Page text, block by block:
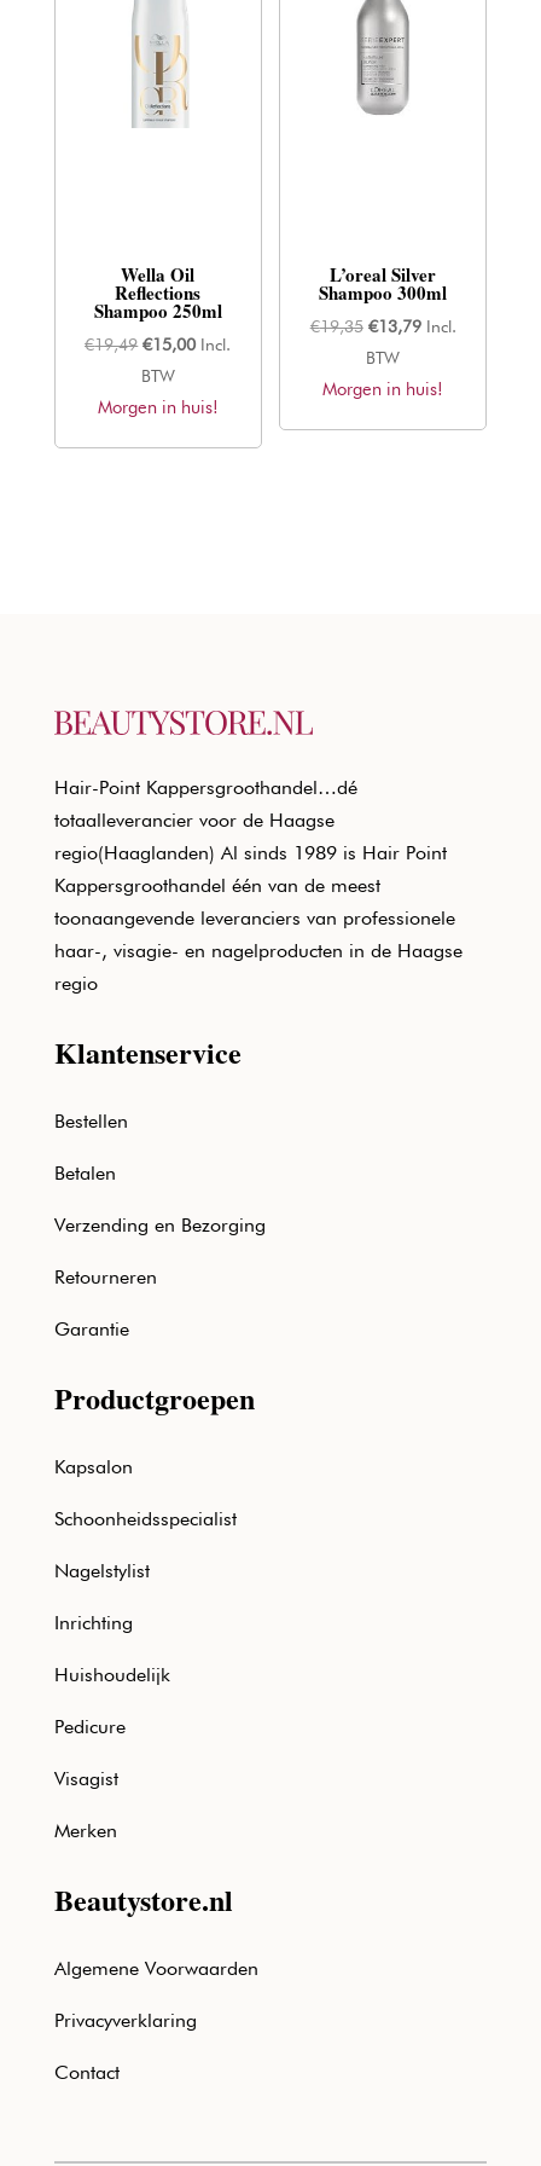
Wella Oil
Reflections
Shampoo 250ml
€19,49 Oorspronkelijke
prijs
was:
€15,00Huidige
is:
Incl.
BTW
Morgen in huis!
L’oreal Silver
Shampoo 300ml
€19,35 Oorspronkelijke
prijs
was:
€13,79Huidige
is:
Incl.
BTW
Morgen in huis!
Hair-Point Kappersgroothandel…dé
totaalleverancier voor de Haagse
regio(Haaglanden) Al sinds 1989 is Hair Point
Kappersgroothandel één van de meest
toonaangevende leveranciers van professionele
haar-, visagie- en nagelproducten in de Haagse
regio
Klantenservice
Bestellen
Betalen
Verzending en Bezorging
Retourneren
Garantie
Productgroepen
Kapsalon
Schoonheidsspecialist
Nagelstylist
Inrichting
Huishoudelijk
Pedicure
Visagist
Merken
Beautystore.nl
Algemene Voorwaarden
Privacyverklaring
Contact